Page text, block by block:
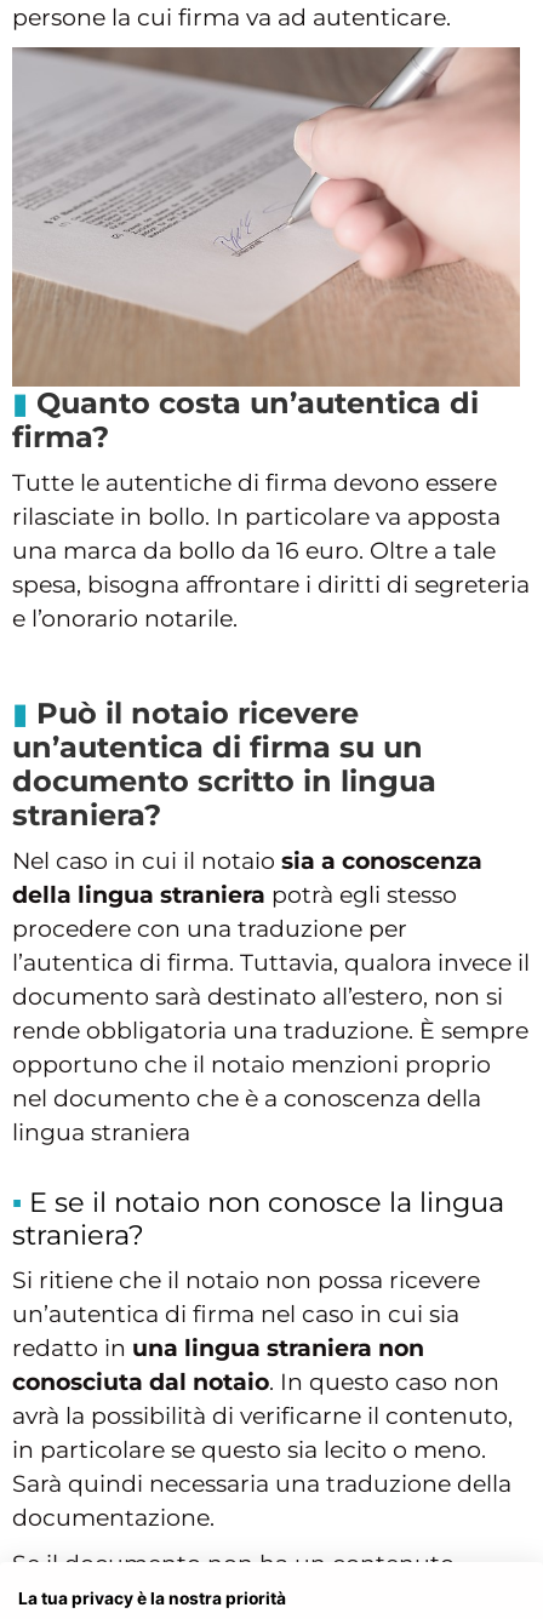
persone la cui firma va ad autenticare.
Quanto costa un’autentica di
firma?
Tutte le autentiche di firma devono essere
rilasciate in bollo. In particolare va apposta
una marca da bollo da 16 euro. Oltre a tale
spesa, bisogna affrontare i diritti di segreteria
e l’onorario notarile.
Può il notaio ricevere
un’autentica di firma su un
documento scritto in lingua
straniera?
Nel caso in cui il notaio sia a conoscenza
della lingua straniera potrà egli stesso
procedere con una traduzione per
l’autentica di firma. Tuttavia, qualora invece il
documento sarà destinato all’estero, non si
rende obbligatoria una traduzione. È sempre
opportuno che il notaio menzioni proprio
nel documento che è a conoscenza della
lingua straniera
E se il notaio non conosce la lingua
straniera?
Si ritiene che il notaio non possa ricevere
un’autentica di firma nel caso in cui sia
redatto in una lingua straniera non
conosciuta dal notaio. In questo caso non
avrà la possibilità di verificarne il contenuto,
in particolare se questo sia lecito o meno.
Sarà quindi necessaria una traduzione della
documentazione.
Se il documento non ha un contenuto
negoziale la legge non impone la verifica del
La tua privacy è la nostra priorità